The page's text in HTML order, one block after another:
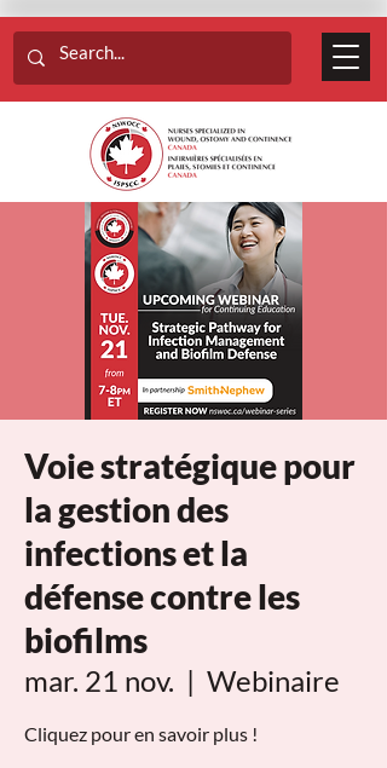
Voie stratégique pour
la gestion des
infections et la
défense contre les
biofilms
mar. 21 nov.
  |
Webinaire
Cliquez pour en savoir plus !